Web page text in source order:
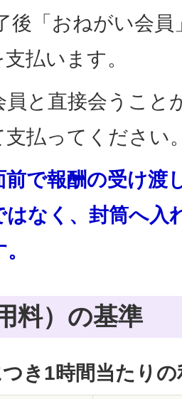
後「おねがい会
払います。
員と直接会うこと
支払ってください
前で報酬の受け渡
はなく、封筒へ入
料）の基準
き1時間当たりの